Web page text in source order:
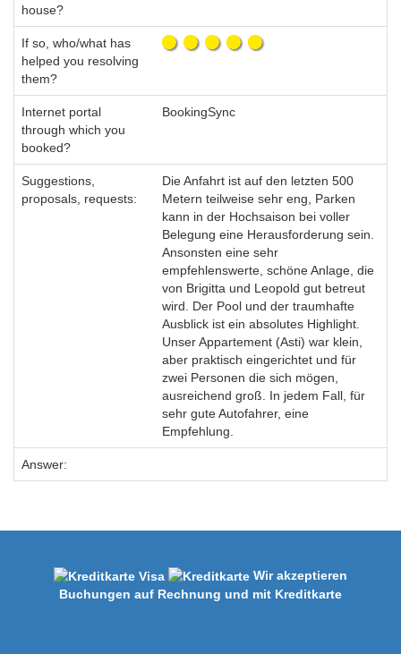
house?
If so, who/what has
helped you resolving
them?
Internet portal
through which you
booked?
BookingSync
Suggestions,
proposals, requests:
Die Anfahrt ist auf den letzten 500
Metern teilweise sehr eng, Parken
kann in der Hochsaison bei voller
Belegung eine Herausforderung sein.
Ansonsten eine sehr
empfehlenswerte, schöne Anlage, die
von Brigitta und Leopold gut betreut
wird. Der Pool und der traumhafte
Ausblick ist ein absolutes Highlight.
Unser Appartement (Asti) war klein,
aber praktisch eingerichtet und für
zwei Personen die sich mögen,
ausreichend groß. In jedem Fall, für
sehr gute Autofahrer, eine
Empfehlung.
Answer:
Wir akzeptieren
Buchungen auf Rechnung und mit Kreditkarte